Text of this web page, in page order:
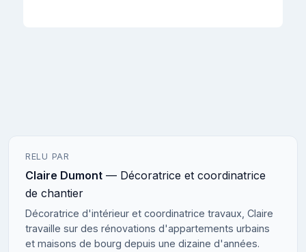
RELU PAR
Claire Dumont — Décoratrice et coordinatrice
de chantier
Décoratrice d'intérieur et coordinatrice travaux, Claire
travaille sur des rénovations d'appartements urbains
et maisons de bourg depuis une dizaine d'années.